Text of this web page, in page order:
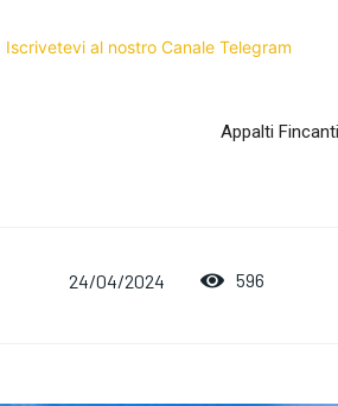
Iscrivetevi al nostro Canale Telegram
Appalti
24/04/2024 596